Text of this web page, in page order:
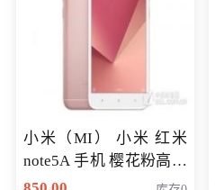
小米（MI） 小米 红米
note5A 手机 樱花粉高配
版 全网通(3G+32G)